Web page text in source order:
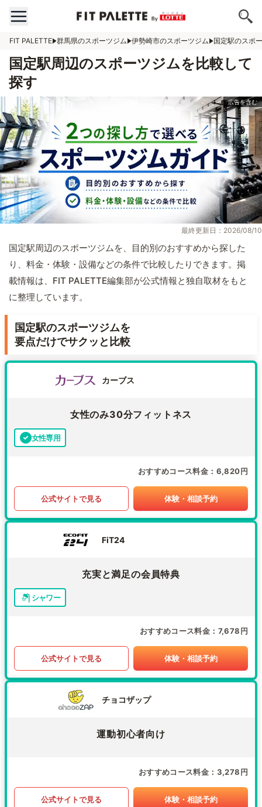
FIT PALETTE 群馬県のスポーツジム 伊勢崎市のスポーツジム 国定駅のスポ
国定駅周辺のスポーツジムを比較して
探す
最終更新日：2026/08/10
国定駅周辺のスポーツジムを、目的別のおすすめから探した
り、料金・体験・設備などの条件で比較したりできます。掲
載情報は、FIT PALETTE編集部が公式情報と独自取材をもと
に整理しています。
国定駅のスポーツジムを
要点だけでサクッと比較
カーブス
女性のみ30分フィットネス
女性専用
おすすめコース料金 6,820円
公式サイトで見る 体験・相談予約
FiT24
充実と満足の会員特典
シャワー
おすすめコース料金 7,678円
公式サイトで見る 体験・相談予約
チョコザップ
運動初心者向け
おすすめコース料金 3,278円
公式サイトで見る 体験・相談予約